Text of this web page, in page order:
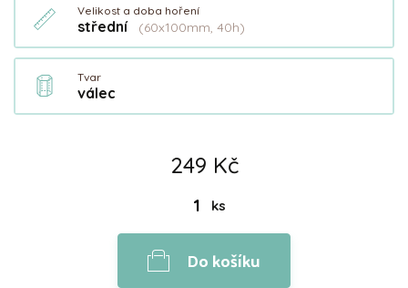
Velikost a doba hoření
střední (60x100mm, 40h)
Tvar
válec
249 Kč
ks
Do košíku